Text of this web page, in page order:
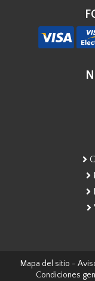
Mapa del sitio -
Condiciones